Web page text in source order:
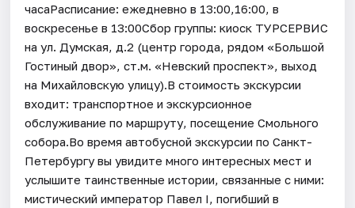
часаРасписание: ежедневно в 13:00,16:00, в
воскресенье в 13:00Сбор группы: киоск ТУРСЕРВИС
на ул. Думская, д.2 (центр города, рядом «Большой
Гостиный двор», ст.м. «Невский проспект», выход
на Михайловскую улицу).В стоимость экскурсии
входит: транспортное и экскурсионное
обслуживание по маршруту, посещение Смольного
собора.Во время автобусной экскурсии по Санкт-
Петербургу вы увидите много интересных мест и
услышите таинственные истории, связанные с ними:
мистический император Павел I, погибший в